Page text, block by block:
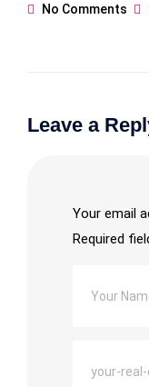
No Comments
Leave a
Your email
Required